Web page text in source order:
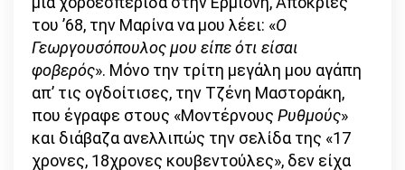
του ’68, την Μαρίνα να μου λέει: «O
Γεωργουσόπουλος μου είπε ότι είσαι
φοβερός». Μόνο την τρίτη μεγάλη μου αγάπη
απ’ τις ογδοίτισες, την Τζένη Μαστοράκη,
που έγραφε στους «Μοντέρνους Ρυθμούς»
και διάβαζα ανελλιπώς την σελίδα της «17
χρονες, 18χρονες κουβεντούλες», δεν είχα